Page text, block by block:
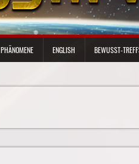
PHÄNOMENE ENGLISH BEWUSST-TREFFS